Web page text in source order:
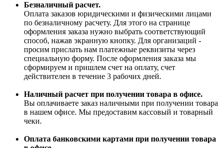
Безналичный расчет.
Оплата заказов юридическими и физическими лицами
по безналичному расчету. Для этого на странице
оформления заказа нужно выбрать соответствующий
способ, нажав экранную кнопку. Для организаций -
просим прислать нам платежные реквизиты через
специальную форму. После оформления заказа мы
сформируем и пришлем счет на оплату, счет
действителен в течение 3 рабочих дней.
Наличный расчет при получении товара в офисе.
Вы оплачиваете заказ наличными при получении товара
в нашем офисе. Мы предоставим кассовый и товарный
чеки.
Оплата банковскими картами при получении товара